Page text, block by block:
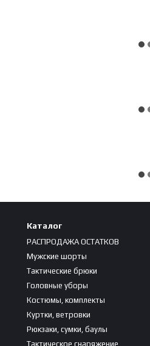
Каталог
РАСПРОДАЖА ОСТАТКОВ
Мужские шорты
Тактические брюки
Головные уборы
Костюмы, комплекты
Куртки, ветровки
Рюкзаки, сумки, баулы
Тактическое снаряжение